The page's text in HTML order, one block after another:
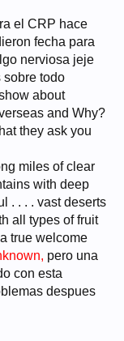
el CRP hace
fecha para
nerviosa jeje
sobre todo
about
and Why?
they ask you
miles of clear
with deep
. . . . vast deserts
all types of fruit
true welcome
pero una
con esta
despues